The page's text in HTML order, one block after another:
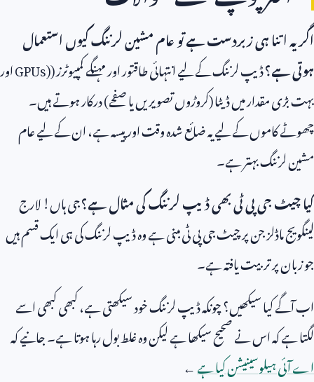
اگر یہ اتنا ہی زبردست ہے تو عام مشین لرننگ کیوں استعمال
ہوتی ہے؟ڈیپ لرننگ کے لیے انتہائی طاقتور اور مہنگے کمپیوٹرز (GPUs)اور
بہت بڑی مقدار میں ڈیٹا (کروڑوں تصویریں یا صفحے) درکار ہوتے ہیں۔
چھوٹے کاموں کے لیے یہ ضائع شدہ وقت اور پیسہ ہے، ان کے لیے عام
مشین لرننگ بہتر ہے۔
کیا چیٹ جی پی ٹی بھی ڈیپ لرننگ کی مثال ہے؟جی ہاں! لارج
لینگویج ماڈلز جن پر چیٹ جی پی ٹی مبنی ہے وہ ڈیپ لرننگ کی ہی ایک قسم ہیں
جو زبان پر تربیت یافتہ ہے۔
اب آگے کیا سیکھیں؟ چونکہ ڈیپ لرننگ خود سیکھتی ہے، کبھی کبھی اسے
لگتا ہے کہ اس نے صحیح سیکھا ہے لیکن وہ غلط بول رہا ہوتا ہے۔ جانیے کہ
اے آئی ہیلوسینیشن کیا ہے←